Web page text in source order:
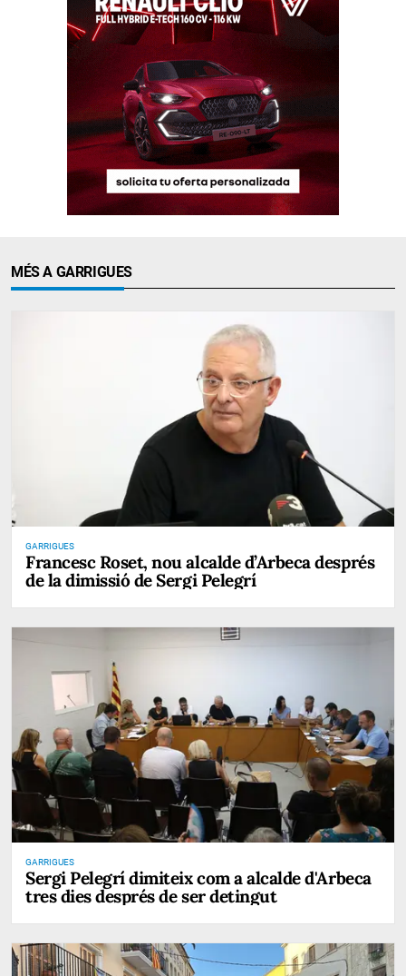
MÉS A GARRIGUES
GARRIGUES
Francesc Roset, nou alcalde d’Arbeca després
de la dimissió de Sergi Pelegrí
GARRIGUES
Sergi Pelegrí dimiteix com a alcalde d'Arbeca
tres dies després de ser detingut